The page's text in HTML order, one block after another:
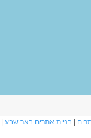
בניית אתרים באר שבע